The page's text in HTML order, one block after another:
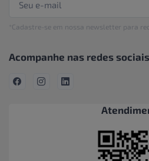
*Cadastre-se em nossa newsletter para
Acompanhe nas redes sociais